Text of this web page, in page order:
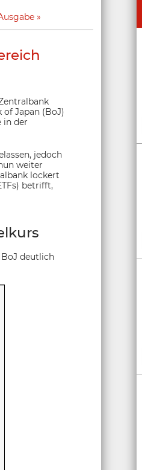
of Japan (BoJ)
in der
jedoch
weiter
lockert
betrifft,
BoJ deutlich